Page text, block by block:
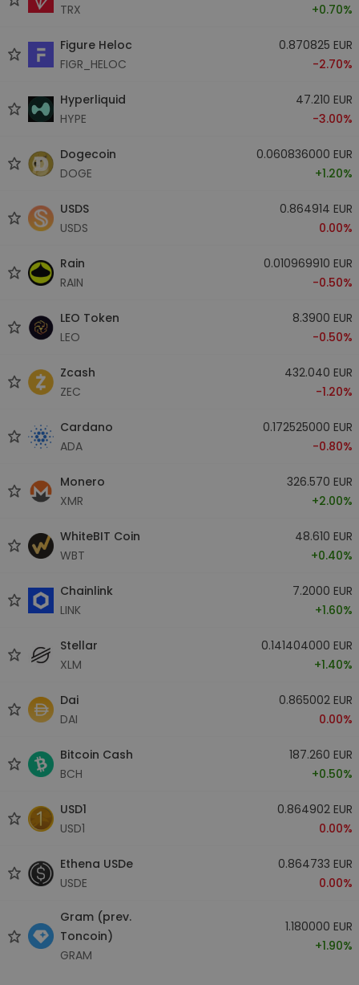
TRX
+0.70%
Figure Heloc
FIGR_HELOC
0.870825 EUR
-2.70%
Hyperliquid
HYPE
47.210 EUR
-3.00%
Dogecoin
DOGE
0.060836000 EUR
+1.20%
USDS
USDS
0.864914 EUR
0.00%
Rain
RAIN
0.010969910 EUR
-0.50%
LEO Token
LEO
8.3900 EUR
-0.50%
Zcash
ZEC
432.040 EUR
-1.20%
Cardano
ADA
0.172525000 EUR
-0.80%
Monero
XMR
326.570 EUR
+2.00%
WhiteBIT Coin
WBT
48.610 EUR
+0.40%
Chainlink
LINK
7.2000 EUR
+1.60%
Stellar
XLM
0.141404000 EUR
+1.40%
Dai
DAI
0.865002 EUR
0.00%
Bitcoin Cash
BCH
187.260 EUR
+0.50%
USD1
USD1
0.864902 EUR
0.00%
Ethena USDe
USDE
0.864733 EUR
0.00%
Gram (prev.
Toncoin)
GRAM
1.180000 EUR
+1.90%